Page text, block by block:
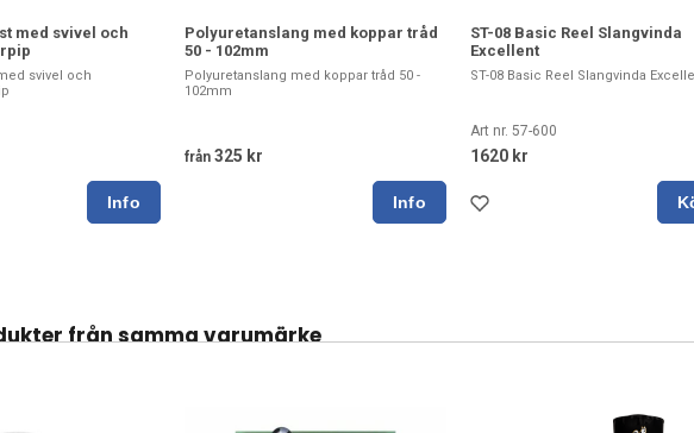
med svivel och
svivel och
Polyuretanslang med koppar tråd
50 - 102mm
Polyuretanslang med koppar tråd 50 -
102mm
från 325 kr
ST-08 Basic Reel Slangvinda
Excellent
ST-08 Basic Reel Slangvinda
Art nr. 57-600
1620 kr
från samma varumärke